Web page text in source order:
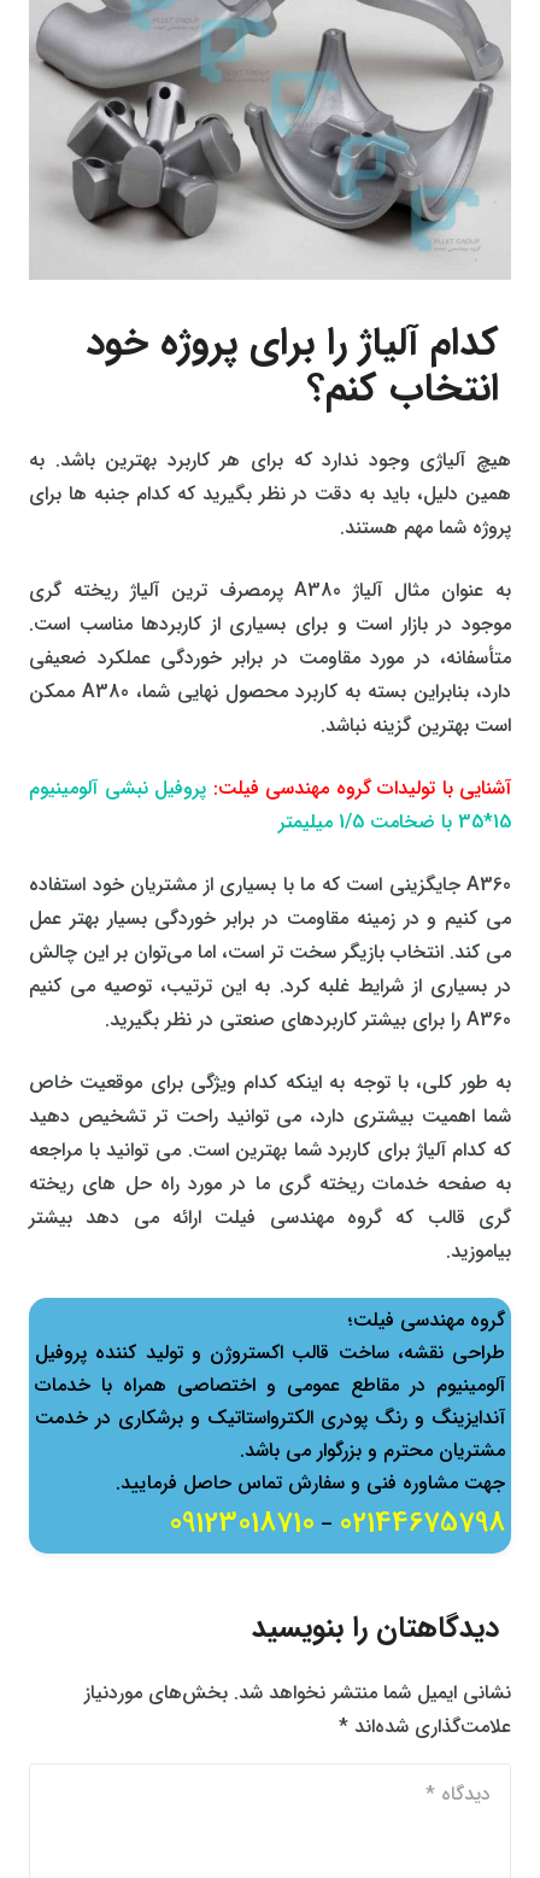
کدام آلیاژ را برای پروژه خود
انتخاب کنم؟
هیچ آلیاژی وجود ندارد که برای هر کاربرد بهترین باشد. به
همین دلیل، باید به دقت در نظر بگیرید که کدام جنبه ها برای
پروژه شما مهم هستند.
به عنوان مثال آلیاژ A380 پرمصرف ترین آلیاژ ریخته گری
موجود در بازار است و برای بسیاری از کاربردها مناسب است.
متأسفانه، در مورد مقاومت در برابر خوردگی عملکرد ضعیفی
دارد، بنابراین بسته به کاربرد محصول نهایی شما، A380 ممکن
است بهترین گزینه نباشد.
آشنایی با تولیدات گروه مهندسی فیلت: پروفیل نبشی آلومینیوم
15*35 با ضخامت 1/5 میلیمتر
A360 جایگزینی است که ما با بسیاری از مشتریان خود استفاده
می کنیم و در زمینه مقاومت در برابر خوردگی بسیار بهتر عمل
می کند. انتخاب بازیگر سخت تر است، اما می‌توان بر این چالش
در بسیاری از شرایط غلبه کرد. به این ترتیب، توصیه می کنیم
A360 را برای بیشتر کاربردهای صنعتی در نظر بگیرید.
به طور کلی، با توجه به اینکه کدام ویژگی برای موقعیت خاص
شما اهمیت بیشتری دارد، می توانید راحت تر تشخیص دهید
که کدام آلیاژ برای کاربرد شما بهترین است. می توانید با مراجعه
به صفحه خدمات ریخته گری ما در مورد راه حل های ریخته
گری قالب که گروه مهندسی فیلت ارائه می دهد بیشتر
بیاموزید.
گروه مهندسی فیلت؛
طراحی نقشه، ساخت قالب اكستروژن و تولید كننده پروفیل
آلومینیوم در مقاطع عمومی و اختصاصی همراه با خدمات
آندایزینگ و رنگ پودری الکترواستاتیک و برشکاری در خدمت
مشتریان محترم و بزرگوار می باشد.
جهت مشاوره فنی و سفارش تماس حاصل فرمایید.
02144675798
–
09123018710
دیدگاهتان را بنویسید
نشانی ایمیل شما منتشر نخواهد شد. بخش‌های موردنیاز
علامت‌گذاری شده‌اند *